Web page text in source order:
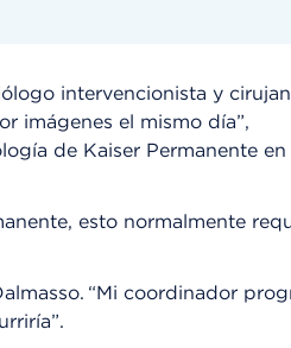
intervencionista y
imágenes el mismo día”,
de Kaiser Permanente en
esto normalmente
“Mi coordinador